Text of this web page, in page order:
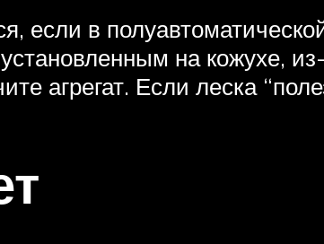
если в
на кожухе,
агрегат. Если леска